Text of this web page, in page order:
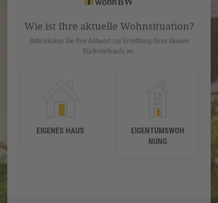
Wie ist Ihre aktuelle Wohnsituation?
Bitte klicken Sie Ihre Antwort zur Ermittlung Ihres idealen
Rückmietkaufs an.
EIGENES HAUS
EIGENTUMSWOH
NUNG